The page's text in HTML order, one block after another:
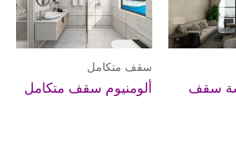
سقف
سقف متكامل
ألومنيوم سقف متكامل